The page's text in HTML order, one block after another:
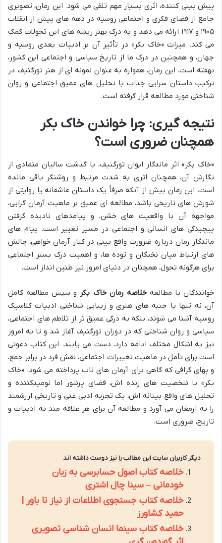
پیش بینی کننده، اثری بسیار مهم تلقی می شود. این رمان، تصویری
جامع از فضای فکری و اجتماعی روسیه در دهه های پیش از انقلاب
۱۹۰۵ و ۱۹۱۷ ارائه می دهد و به درک بهتر ریشه های این تحولات کمک
می کند. میراث «خاک بکر» در تأثیر آن بر ادبیات بعدی روسیه و
جهان، و همچنین در درک ما از تاریخ سیاسی و اجتماعی این کشور،
نهفته است. این رمان، همواره به عنوان نمونه ای از هنر تورگنیف در
ترکیب داستان سرایی جذاب با تحلیل های عمیق اجتماعی و روان
شناختی مورد مطالعه قرار گرفته است.
نتیجه گیری: چرا خواندن خاک بکر
همچنان ضروری است؟
«خاک بکر» اثر ماندگار ایوان تورگنیف، با گذشت سالیان متمادی از
نگارش آن، همچنان اثری به شدت مرتبط و روشنگر باقی مانده
است. این رمان بیش از آنکه صرفاً یک داستان عاشقانه یا روایتی از
شورش های تاریخی باشد، مطالعه ای عمیق بر ماهیت آرمان گرایی،
مواجهه آن با واقعیت های خشن، و پیامدهای نادیده گرفتن
پیچیدگی های انسانی و اجتماعی در مسیر تغییر است. پیام های
ماندگار رمان درباره ضرورت واقع بینی در کنار آرمان خواهی، چالش
های ارتباط میان نخبگان و توده ها، و اهمیت درک بستر اجتماعی
برای هرگونه تحول، همچنان در دنیای امروز نیز طنین انداز است.
خوانندگان با مطالعهخلاصه رمان خاک بکر و سپس مطالعه کامل
آن، نه تنها با جنبه های هنری و زیبایی شناختی ادبیات کلاسیک
روسیه آشنا می شوند، بلکه به درکی عمیق تر از تلاطم های اجتماعی،
سیاسی و روان شناختی که در دوران تورگنیف آغاز شد و تا به امروز
نیز به اشکال مختلف ادامه دارد، دست می یابند. این کتاب دعوتی
است برای تأمل در ماهیت تغییرات اجتماعی، نقش فرد در برابر جمع،
و بهای گزافی که گاهی برای آرمان های ناب پرداخته می شود. «خاک
بکر» با شخصیت های زنده اش، فضای پرشور اما نومیدکننده و
تحلیل های واقع بینانه اش، یک تجربه ادبی غنی و تاریخی ارزشمند
را به ارمغان می آورد و مطالعه آن برای هر علاقه مند به ادبیات و
تاریخ، ضروری است.
دیگر کاربران سایت این مطالب را نیز دوست داشته اند
خلاصه کتاب اصول حسابرسی به زبان
خودمانی – سینا چال اشتری
خلاصه کتاب جستجوی اطلاعات از نیاز تا باور |
حمید کشاورز
خلاصه کتاب سینما انسان شناسی تصویری